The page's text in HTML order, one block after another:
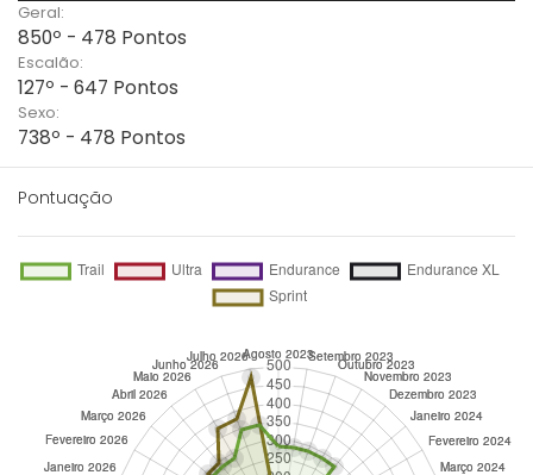
Geral:
850º - 478 Pontos
Escalão:
127º - 647 Pontos
Sexo:
738º - 478 Pontos
Pontuação